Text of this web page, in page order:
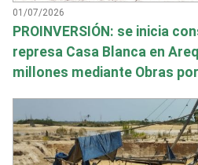
01/07/2026
PROINVERSIÓN: se inicia
represa Casa Blanca en
millones mediante Obras